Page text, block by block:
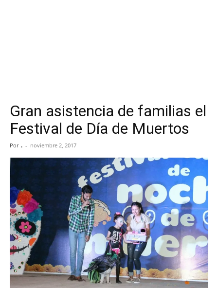
Gran asistencia de familias el
Festival de Día de Muertos
Por . - noviembre 2, 2017